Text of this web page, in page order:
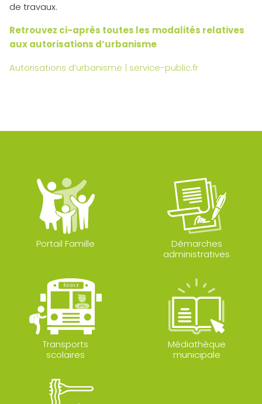
de travaux.
Retrouvez ci-après toutes les modalités relatives
aux autorisations d’urbanisme
Autorisations d’urbanisme | service-public.fr
Portail Famille
Démarches
administratives
Transports
scolaires
Médiathèque
municipale